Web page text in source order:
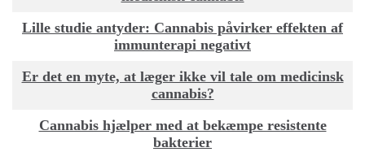
Lille studie antyder: Cannabis påvirker effekten af
immunterapi negativt
Er det en myte, at læger ikke vil tale om medicinsk
cannabis?
Cannabis hjælper med at bekæmpe resistente
bakterier